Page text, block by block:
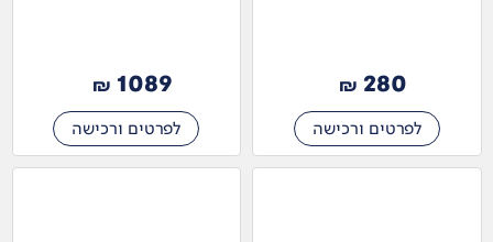
280
₪
לפרטים ורכישה
1089
₪
לפרטים ורכישה